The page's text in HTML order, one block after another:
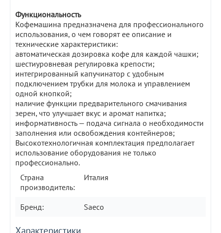
Функциональность
Кофемашина предназначена для профессионального
использования, о чем говорят ее описание и
технические характеристики:
автоматическая дозировка кофе для каждой чашки;
шестиуровневая регулировка крепости;
интегрированный капучинатор с удобным
подключением трубки для молока и управлением
одной кнопкой;
наличие функции предварительного смачивания
зерен, что улучшает вкус и аромат напитка;
информативность — подача сигнала о необходимости
заполнения или освобождения контейнеров;
Высокотехнологичная комплектация предполагает
использование оборудования не только
профессионально.
Страна
производитель:
Италия
Бренд: Saeco
Характеристики